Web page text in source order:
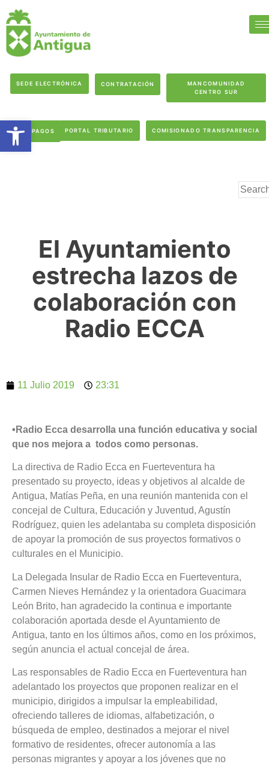
SEDE ELECTRÓNICA CONTRATACIÓN
MANCOMUNIDAD
CENTRO SUR
PAGOS PORTAL TRIBUTARIO COMISIONADO TRANSPARENCIA
El Ayuntamiento
estrecha lazos de
colaboración con
Radio ECCA
11 Julio 2019 23:31
•Radio Ecca desarrolla una función educativa y social
que nos mejora a todos como personas.
La directiva de Radio Ecca en Fuerteventura ha
presentado su proyecto, ideas y objetivos al alcalde de
Antigua, Matías Peña, en una reunión mantenida con el
concejal de Cultura, Educación y Juventud, Agustín
Rodríguez, quien les adelantaba su completa disposición
de apoyar la promoción de sus proyectos formativos o
culturales en el Municipio.
La Delegada Insular de Radio Ecca en Fuerteventura,
Carmen Nieves Hernández y la orientadora Guacimara
León Brito, han agradecido la continua e importante
colaboración aportada desde el Ayuntamiento de
Antigua, tanto en los últimos años, como en los próximos,
según anuncia el actual concejal de área.
Las responsables de Radio Ecca en Fuerteventura han
adelantado los proyectos que proponen realizar en el
municipio, dirigidos a impulsar la empleabilidad,
ofreciendo talleres de idiomas, alfabetización, o
búsqueda de empleo, destinados a mejorar el nivel
formativo de residentes, ofrecer autonomía a las
personas migrantes y apoyar a los jóvenes que no
Abrir barra de herramientas